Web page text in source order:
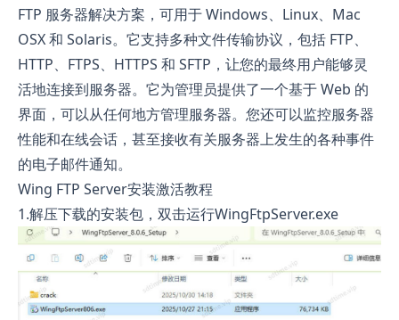
FTP 服务器解决方案，可用于 Windows、Linux、Mac
OSX 和 Solaris。它支持多种文件传输协议，包括 FTP、
HTTP、FTPS、HTTPS 和 SFTP，让您的最终用户能够灵
活地连接到服务器。它为管理员提供了一个基于 Web 的
界面，可以从任何地方管理服务器。您还可以监控服务器
性能和在线会话，甚至接收有关服务器上发生的各种事件
的电子邮件通知。
Wing FTP Server安装激活教程
1.解压下载的安装包，双击运行WingFtpServer.exe